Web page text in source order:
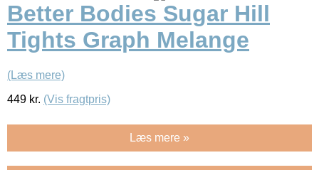
Better Bodies Sugar Hill
Tights Graph Melange
(Læs mere)
449 kr. (Vis fragtpris)
Læs mere »